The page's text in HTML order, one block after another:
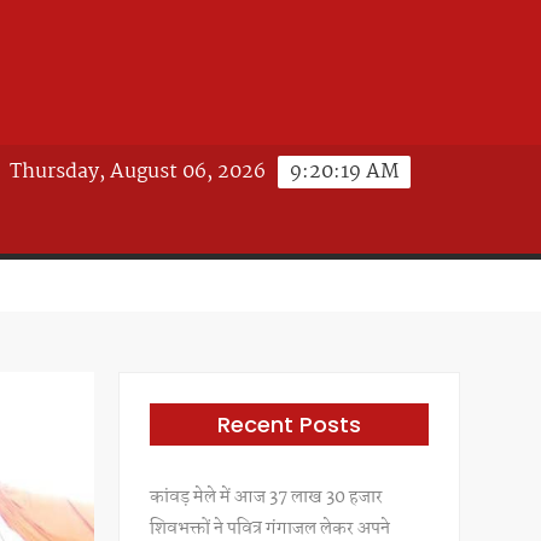
9:20:21 AM
Thursday, August 06, 2026
Recent Posts
कांवड़ मेले में आज 37 लाख 30 हजार
शिवभक्तों ने पवित्र गंगाजल लेकर अपने